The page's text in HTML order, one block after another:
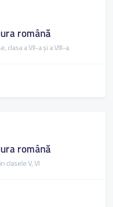
română
clasa a VII-a și a VIII-a.
română
clasele V, VI